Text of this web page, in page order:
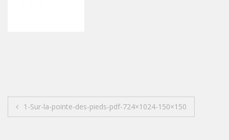
Navigation
1-Sur-la-pointe-des-pieds-pdf-724×1024-150×150